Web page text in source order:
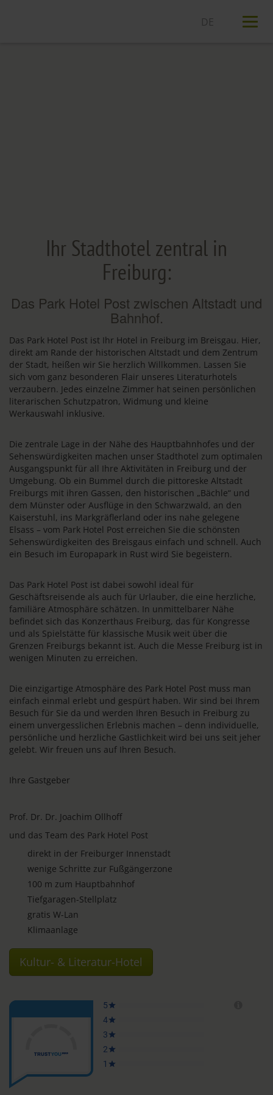
Ihr Stadthotel zentral in
Freiburg:
Das Park Hotel Post zwischen Altstadt und
Bahnhof.
Das Park Hotel Post ist Ihr Hotel in Freiburg im Breisgau. Hier,
direkt am Rande der historischen Altstadt und dem Zentrum
der Stadt, heißen wir Sie herzlich Willkommen. Lassen Sie
sich vom ganz besonderen Flair unseres Literaturhotels
verzaubern. Jedes einzelne Zimmer hat seinen persönlichen
literarischen Schutzpatron, Widmung und kleine
Werkauswahl inklusive.
Die zentrale Lage in der Nähe des Hauptbahnhofes und der
Sehenswürdigkeiten machen unser Stadthotel zum optimalen
Ausgangspunkt für all Ihre Aktivitäten in Freiburg und der
Umgebung. Ob ein Bummel durch die pittoreske Altstadt
Freiburgs mit ihren Gassen, den historischen „Bächle“ und
dem Münster oder Ausflüge in den Schwarzwald, an den
Kaiserstuhl, ins Markgräflerland oder ins nahe gelegene
Elsass – vom Park Hotel Post erreichen Sie die schönsten
Sehenswürdigkeiten des Breisgaus einfach und schnell. Auch
ein Besuch im Europapark in Rust wird Sie begeistern.
Das Park Hotel Post ist dabei sowohl ideal für
Geschäftsreisende als auch für Urlauber, die eine herzliche,
familiäre Atmosphäre schätzen. In unmittelbarer Nähe
befindet sich das Konzerthaus Freiburg, das für Kongresse
und als Spielstätte für klassische Musik weit über die
Grenzen Freiburgs bekannt ist. Auch die Messe Freiburg ist in
wenigen Minuten zu erreichen.
Die einzigartige Atmosphäre des Park Hotel Post muss man
einfach einmal erlebt und gespürt haben. Wir sind bei Ihrem
Besuch für Sie da und werden Ihren Besuch in Freiburg zu
einem unvergesslichen Erlebnis machen – denn individuelle,
persönliche und herzliche Gastlichkeit wird bei uns seit jeher
gelebt. Wir freuen uns auf Ihren Besuch.
Ihre Gastgeber
Prof. Dr. Dr. Joachim Ollhoff
und das Team des Park Hotel Post
direkt in der Freiburger Innenstadt
wenige Schritte zur Fußgängerzone
100 m zum Hauptbahnhof
Tiefgaragen-Stellplatz
gratis W-Lan
Klimaanlage
Kultur- & Literatur-Hotel